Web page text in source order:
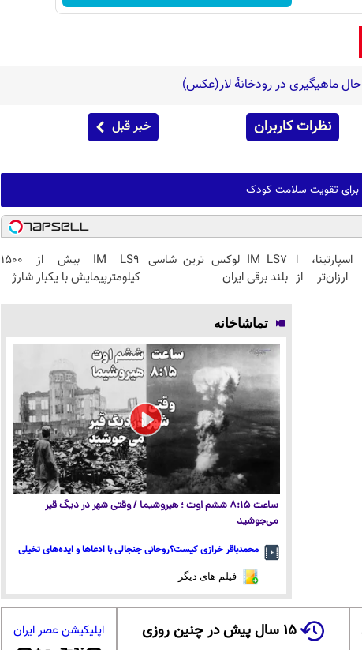
ماهیگیری در رودخانۀ لار(عکس)
نظرات کاربران خبر قبل
برای تقویت سلامت کودک
ا
ارزان‌تر از
IM LS7 لوکس ترین شاسی
بلند برقی ایران
IM LS9 بیش از 1500
کیلومترپیمایش با یکبار شارژ
تماشاخانه
ساعت ۸:۱۵ ششم اوت ؛ هیروشیما / وقتی شهر در دیگ قیر
می‌جوشید
محمدباقر خرازی کیست؟روحانی جنجالی با ادعاها و ایده‌های تخیلی
فیلم های دیگر
۱۵ سال پیش در چنین روزی اپلیکیشن عصر ایران